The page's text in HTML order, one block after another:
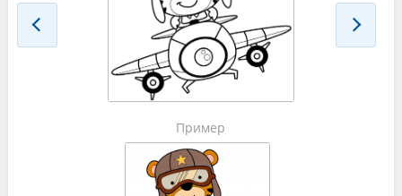
Пример